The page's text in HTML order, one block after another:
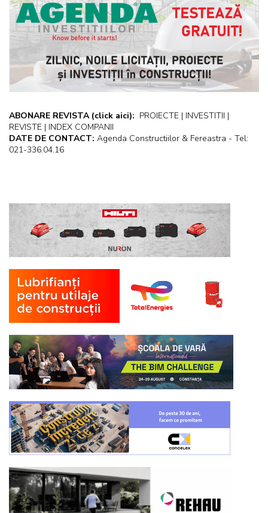
ABONARE REVISTA (click aici): PROIECTE | INVESTITII |
REVISTE | INDEX COMPANII
DATE DE CONTACT: Agenda Constructiilor & Fereastra - Tel:
021-336.04.16